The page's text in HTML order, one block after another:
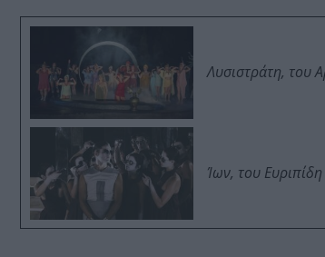
Λυσιστράτη, του
Ίων, του